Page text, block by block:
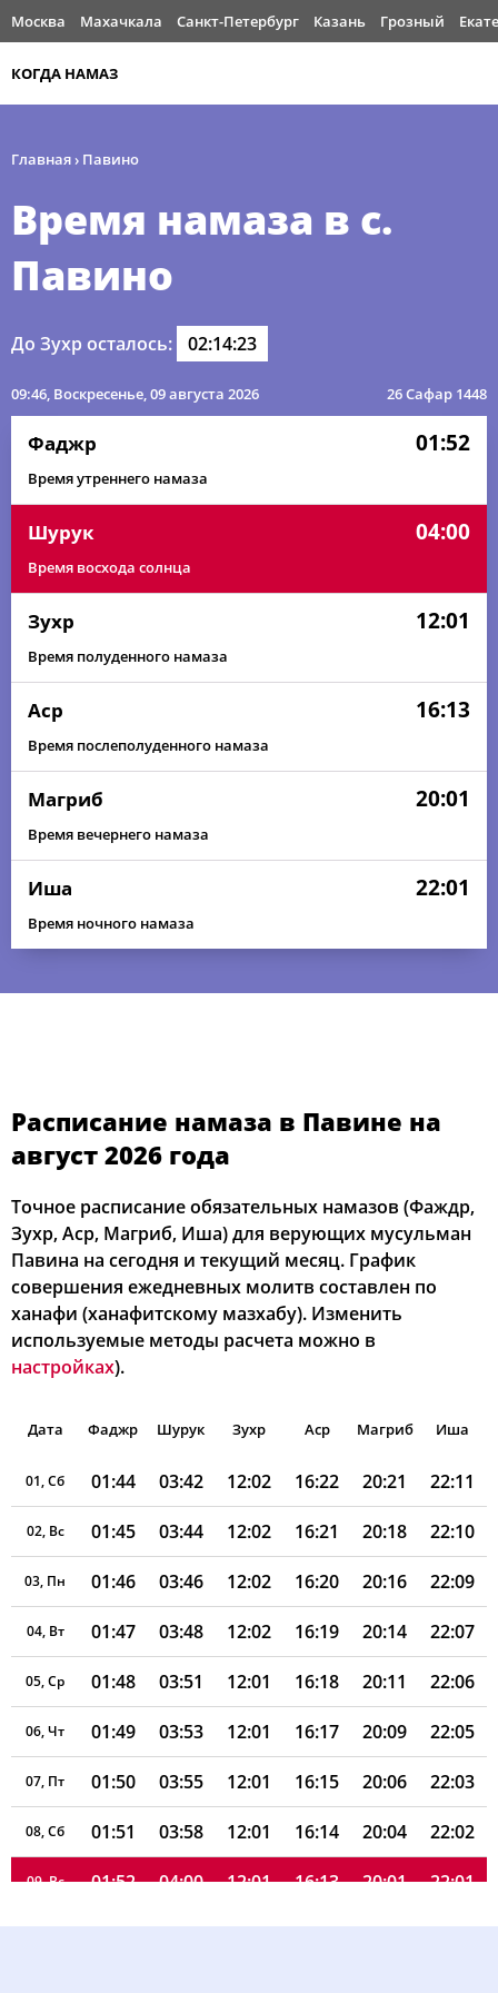
Москва Махачкала Санкт-Петербург Казань Грозный
КОГДА НАМАЗ
Главная› Павино
Время намаза в с.
Павино
До Зухр осталось: 02:14:22
09:46, Воскресенье, 09 августа 2026 26 Сафар 1448
Фаджр 01:52
Время утреннего намаза
Шурук 04:00
Время восхода солнца
Зухр 12:01
Время полуденного намаза
Аср 16:13
Время послеполуденного намаза
Магриб 20:01
Время вечернего намаза
Иша 22:01
Время ночного намаза
Расписание намаза в Павине на
август 2026 года
Точное расписание обязательных намазов (Фаждр,
Зухр, Аср, Магриб, Иша) для верующих мусульман
Павина на сегодня и текущий месяц. График
совершения ежедневных молитв составлен по
ханафи (ханафитскому мазхабу). Изменить
используемые методы расчета можно в
настройках).
Дата Фаджр Шурук Зухр Аср Магриб Иша
01, Сб 01:44 03:42 12:02 16:22 20:21 22:11
02, Вс 01:45 03:44 12:02 16:21 20:18 22:10
03, Пн 01:46 03:46 12:02 16:20 20:16 22:09
04, Вт 01:47 03:48 12:02 16:19 20:14 22:07
05, Ср 01:48 03:51 12:01 16:18 20:11 22:06
06, Чт 01:49 03:53 12:01 16:17 20:09 22:05
07, Пт 01:50 03:55 12:01 16:15 20:06 22:03
08, Сб 01:51 03:58 12:01 16:14 20:04 22:02
09, Вс 01:52 04:00 12:01 16:13 20:01 22:01
10, Пн 01:53 04:02 12:01 16:12 19:58 21:59